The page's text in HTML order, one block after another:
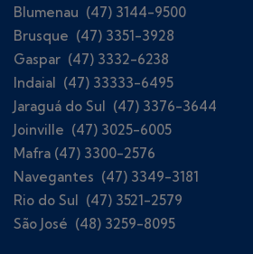
Blumenau (47) 3144-9500
Brusque (47) 3351-3928
Gaspar (47) 3332-6238
Indaial (47) 33333-6495
Jaraguá do Sul (47) 3376-3644
Joinville (47) 3025-6005
Mafra (47) 3300-2576
Navegantes (47) 3349-3181
Rio do Sul (47) 3521-2579
São José (48) 3259-8095